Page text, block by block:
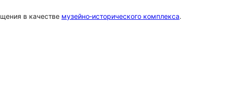
в качестве музейно‑исторического комплекса.